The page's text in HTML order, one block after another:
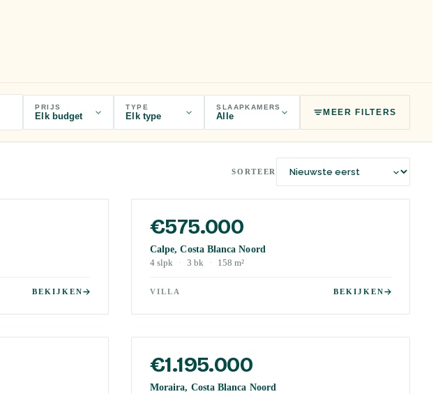
PRIJS
Elk budget
TYPE
Elk type
SLAAPKAMERS
Alle MEER FILTERS
SORTEER
BEKIJKEN
€575.000
Calpe, Costa Blanca Noord
4 slpk · 3 bk · 158 m²
VILLA BEKIJKEN
€1.195.000
Moraira, Costa Blanca Noord